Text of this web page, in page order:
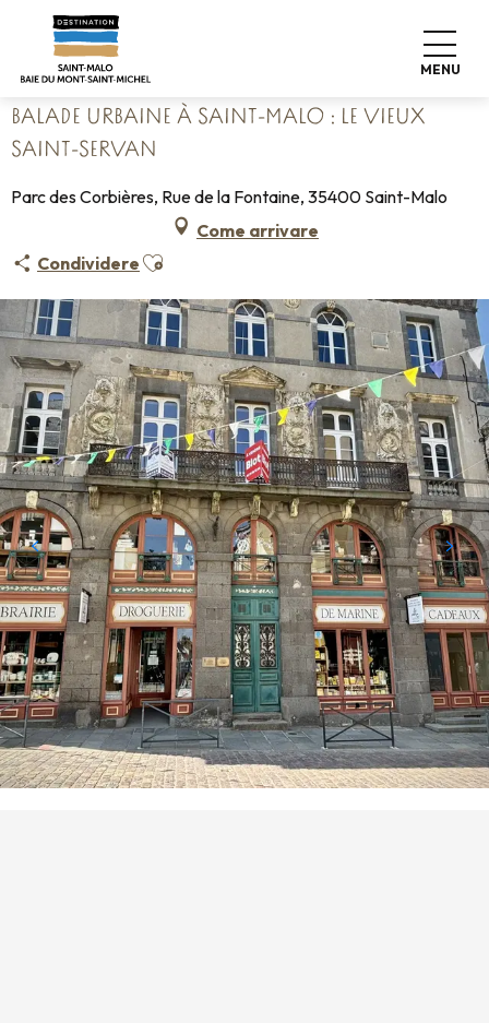
contenu
MENU
Home
Balade urbaine à Saint-Malo : Le vieux Saint-Servan
BALADE URBAINE À SAINT-MALO : LE VIEUX
SAINT-SERVAN
Parc des Corbières, Rue de la Fontaine, 35400 Saint-Malo
Come arrivare
Condividere Ajouter aux favoris